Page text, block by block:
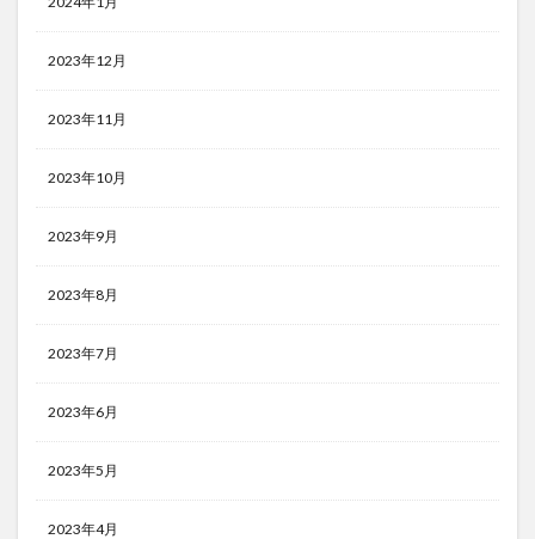
2023年12月
2023年11月
2023年10月
2023年9月
2023年8月
2023年7月
2023年6月
2023年5月
2023年4月